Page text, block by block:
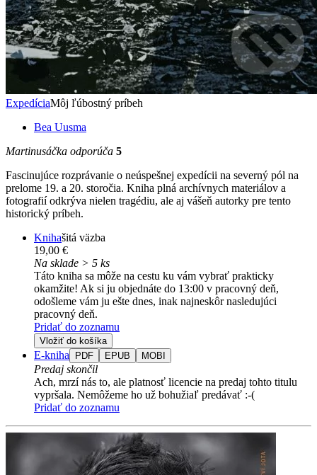
ExpedíciaMôj ľúbostný príbeh
Bea Uusma
Martinusáčka odporúča 5
Fascinujúce rozprávanie o neúspešnej expedícii na severný pól na
prelome 19. a 20. storočia. Kniha plná archívnych materiálov a
fotografií odkrýva nielen tragédiu, ale aj vášeň autorky pre tento
historický príbeh.
Knihašitá väzba
19,00 €
Na sklade > 5 ks
Táto kniha sa môže na cestu ku vám vybrať prakticky
okamžite! Ak si ju objednáte do 13:00 v pracovný deň,
odošleme vám ju ešte dnes, inak najneskôr nasledujúci
pracovný deň.
Pridať do zoznamu
Vložiť do košíka
E-kniha PDF EPUB MOBI
Predaj skončil
Ach, mrzí nás to, ale platnosť licencie na predaj tohto titulu
vypršala. Nemôžeme ho už bohužiaľ predávať :-(
Pridať do zoznamu